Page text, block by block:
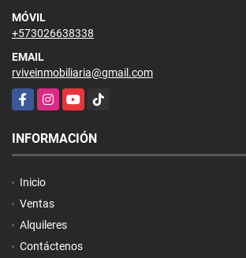
MÓVIL
+573026638338
EMAIL
rviveinmobiliaria@gmail.com
FacebookInstagramYouTubeTikTok
INFORMACIÓN
Inicio
Ventas
Alquileres
Contáctenos